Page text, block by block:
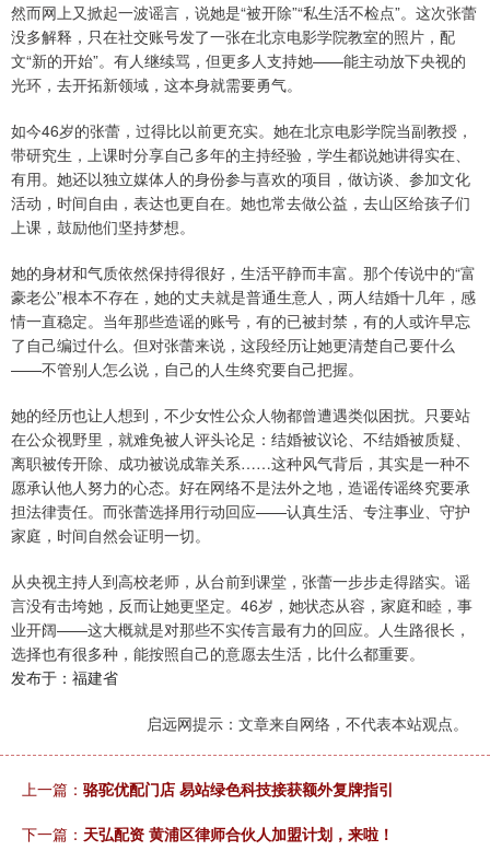
然而网上又掀起一波谣言，说她是“被开除”“私生活不检点”。这次张蕾
没多解释，只在社交账号发了一张在北京电影学院教室的照片，配
文“新的开始”。有人继续骂，但更多人支持她——能主动放下央视的
光环，去开拓新领域，这本身就需要勇气。
如今46岁的张蕾，过得比以前更充实。她在北京电影学院当副教授，
带研究生，上课时分享自己多年的主持经验，学生都说她讲得实在、
有用。她还以独立媒体人的身份参与喜欢的项目，做访谈、参加文化
活动，时间自由，表达也更自在。她也常去做公益，去山区给孩子们
上课，鼓励他们坚持梦想。
她的身材和气质依然保持得很好，生活平静而丰富。那个传说中的“富
豪老公”根本不存在，她的丈夫就是普通生意人，两人结婚十几年，感
情一直稳定。当年那些造谣的账号，有的已被封禁，有的人或许早忘
了自己编过什么。但对张蕾来说，这段经历让她更清楚自己要什么
——不管别人怎么说，自己的人生终究要自己把握。
她的经历也让人想到，不少女性公众人物都曾遭遇类似困扰。只要站
在公众视野里，就难免被人评头论足：结婚被议论、不结婚被质疑、
离职被传开除、成功被说成靠关系……这种风气背后，其实是一种不
愿承认他人努力的心态。好在网络不是法外之地，造谣传谣终究要承
担法律责任。而张蕾选择用行动回应——认真生活、专注事业、守护
家庭，时间自然会证明一切。
从央视主持人到高校老师，从台前到课堂，张蕾一步步走得踏实。谣
言没有击垮她，反而让她更坚定。46岁，她状态从容，家庭和睦，事
业开阔——这大概就是对那些不实传言最有力的回应。人生路很长，
选择也有很多种，能按照自己的意愿去生活，比什么都重要。
发布于：福建省
启远网提示：文章来自网络，不代表本站观点。
上一篇： 骆驼优配门店 易站绿色科技接获额外复牌指引
下一篇： 天弘配资 黄浦区律师合伙人加盟计划，来啦！